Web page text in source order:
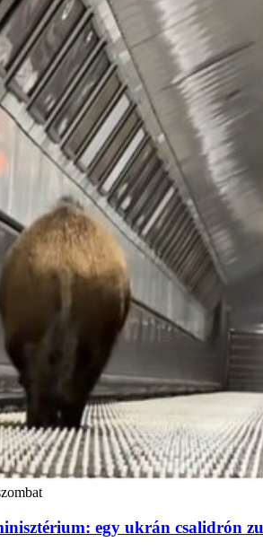
egy ukrán csalidrón